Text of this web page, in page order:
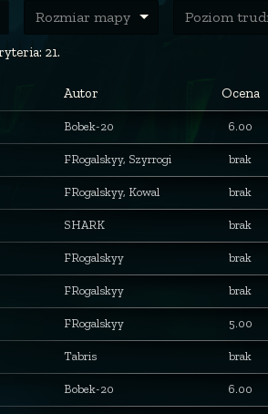
Rozmiar mapy Poziom trudności
21.
Autor Ocena
Bobek-20 6.00
FRogalskyy, Szyrrogi brak
FRogalskyy, Kowal brak
SHARK brak
FRogalskyy brak
FRogalskyy brak
FRogalskyy 5.00
Tabris brak
Bobek-20 6.00